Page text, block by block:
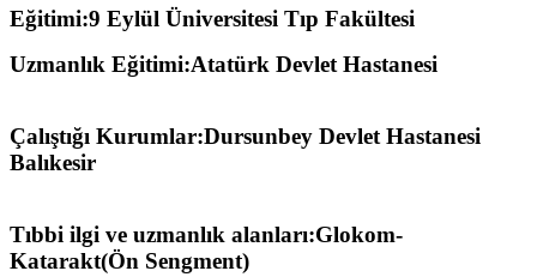
Eğitimi:9 Eylül Üniversitesi Tıp Fakültesi
Uzmanlık Eğitimi:Atatürk Devlet Hastanesi
Çalıştığı Kurumlar:Dursunbey Devlet Hastanesi
Balıkesir
Tıbbi ilgi ve uzmanlık alanları:Glokom-
Katarakt(Ön Sengment)